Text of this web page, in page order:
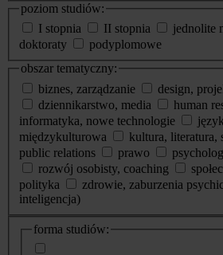
poziom studiów:
I stopnia
II stopnia
jednolite
doktoraty
podyplomowe
obszar tematyczny:
biznes, zarządzanie
design,
dziennikarstwo, media
human
informatyka, nowe technologie
międzykulturowa
kultura, literatura,
public relations
prawo
rozwój osobisty, coaching
polityka
zdrowie, zaburzenia
inteligencja)
dodatkowe
informacje
forma studiów: